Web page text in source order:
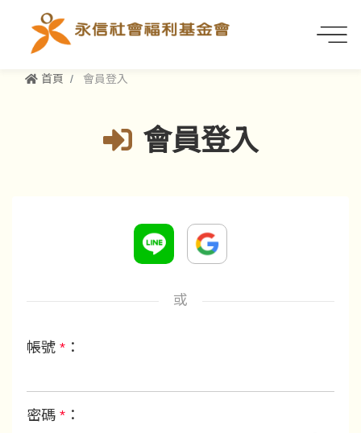
首頁 會員登入
會員登入
或
帳號 * ：
密碼 * ：